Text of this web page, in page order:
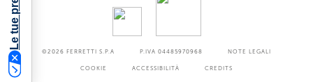
©2026 FERRETTI S.P.A P.IVA 04485970968 NOTE LEGALI
COOKIE ACCESSIBILITÀ CREDITS